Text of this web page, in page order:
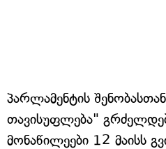
პარლამენტის შენობასთან
თავისუფლება"
მონაწილეები 12 მაისს